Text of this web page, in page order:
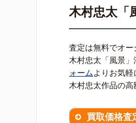
木村忠太「
査定は無料でオー
木村忠太「風景
ォーム よりお気軽
木村忠太作品の高
買取価格査